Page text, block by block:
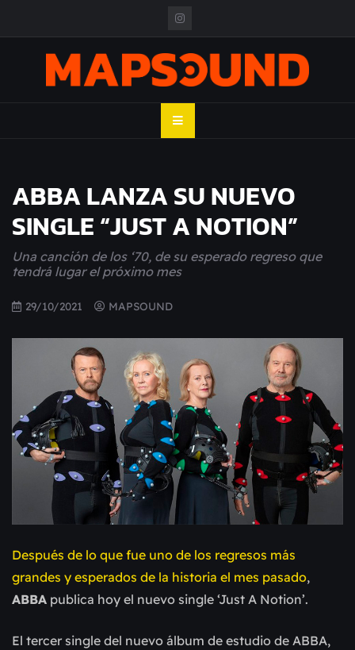
MAPSOUND
ABBA LANZA SU NUEVO
SINGLE “JUST A NOTION”
Una canción de los ‘70, de su esperado regreso que
tendrá lugar el próximo mes
29/10/2021 MAPSOUND
Después de lo que fue uno de los regresos más
grandes y esperados de la historia el mes pasado,
ABBA publica hoy el nuevo single ‘Just A Notion’.
El tercer single del nuevo álbum de estudio de ABBA,